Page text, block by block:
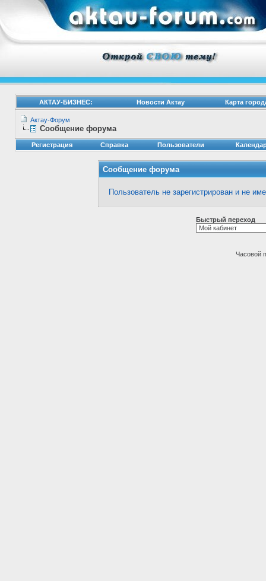
АКТАУ-БИЗНЕС: Новости Актау Карта
Актау-Форум
Сообщение форума
Регистрация Справка Пользователи
Сообщение форума
Пользователь не зарегистрирован и не
Быстрый переход
Часовой